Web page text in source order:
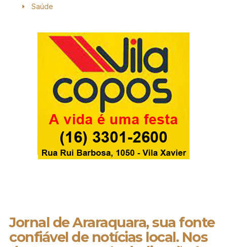
Saúde
Jornal de Araraquara, sua fonte
confiável de notícias local. Nos